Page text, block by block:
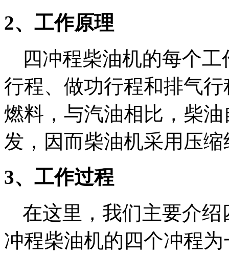
2、工作原理
四冲程柴油机的每个
行程、做功行程和排气
燃料，与汽油相比，柴
发，因而柴油机采用压
3、工作过程
在这里，我们主要介
冲程柴油机的四个冲程